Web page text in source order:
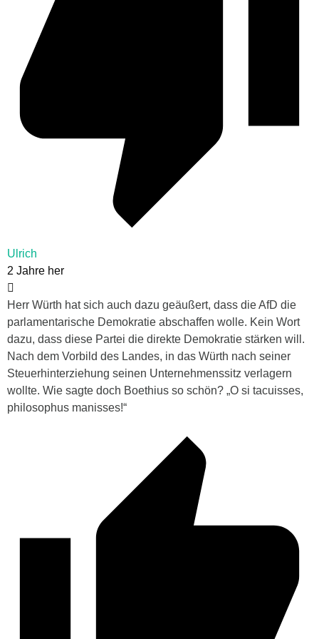
Ulrich
2 Jahre her
Herr Würth hat sich auch dazu geäußert, dass die AfD die
parlamentarische Demokratie abschaffen wolle. Kein Wort
dazu, dass diese Partei die direkte Demokratie stärken will.
Nach dem Vorbild des Landes, in das Würth nach seiner
Steuerhinterziehung seinen Unternehmenssitz verlagern
wollte. Wie sagte doch Boethius so schön? „O si tacuisses,
philosophus manisses!“